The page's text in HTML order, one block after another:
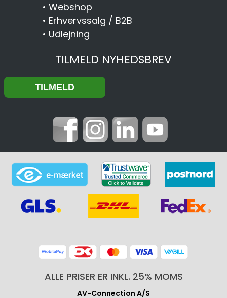
• Webshop
• Erhvervssalg / B2B
• Udlejning
TILMELD NYHEDSBREV
ALLE PRISER ER INKL. 25% MOMS
AV-Connection A/S